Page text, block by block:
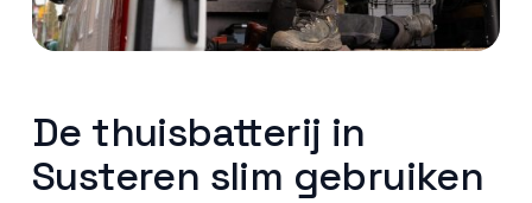
De thuisbatterij in
Susteren slim gebruiken